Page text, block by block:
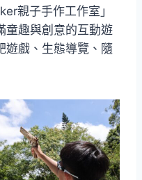
親子手作工作室」
童趣與創意的互動遊
遊戲、生態導覽、隨